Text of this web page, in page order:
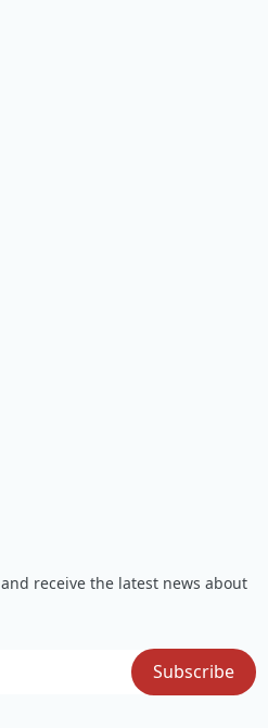
receive the latest news about